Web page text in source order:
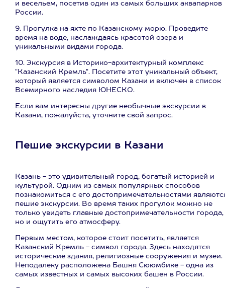
и весельем, посетив один из самых больших аквапарков
России.
9. Прогулка на яхте по Казанскому морю. Проведите
время на воде, наслаждаясь красотой озера и
уникальными видами города.
10. Экскурсия в Историко-архитектурный комплекс
"Казанский Кремль". Посетите этот уникальный объект,
который является символом Казани и включен в список
Всемирного наследия ЮНЕСКО.
Если вам интересны другие необычные экскурсии в
Казани, пожалуйста, уточните свой запрос.
Пешие экскурсии в Казани
Казань - это удивительный город, богатый историей и
культурой. Одним из самых популярных способов
познакомиться с его достопримечательностями
пешие экскурсии. Во время таких прогулок можно не
только увидеть главные достопримечательности города,
но и ощутить его атмосферу.
Первым местом, которое стоит посетить, является
Казанский Кремль - символ города. Здесь находятся
исторические здания, религиозные сооружения и музеи.
Неподалеку расположена Башня Сююмбике - одна из
самых известных и самых высоких башен в России.